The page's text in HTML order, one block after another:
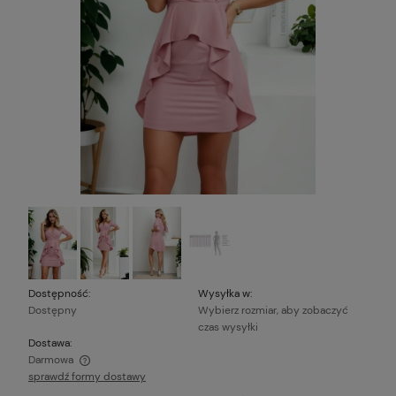
Dostępność:
Dostępny
Wysyłka w:
Wybierz rozmiar, aby zobaczyć
czas wysyłki
Dostawa:
Darmowa
Cena nie zawiera ewentualnych kosztów płatności
sprawdź formy dostawy